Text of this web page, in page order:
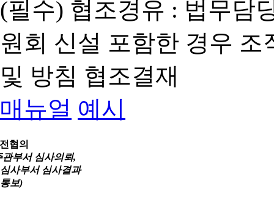
(필수) 협조경유 : 법무담
원회 신설 포함한 경우
및 방침 협조결재
매뉴얼 예시
협의
관부서 심사의뢰,
심사부서 심사결과
통보)